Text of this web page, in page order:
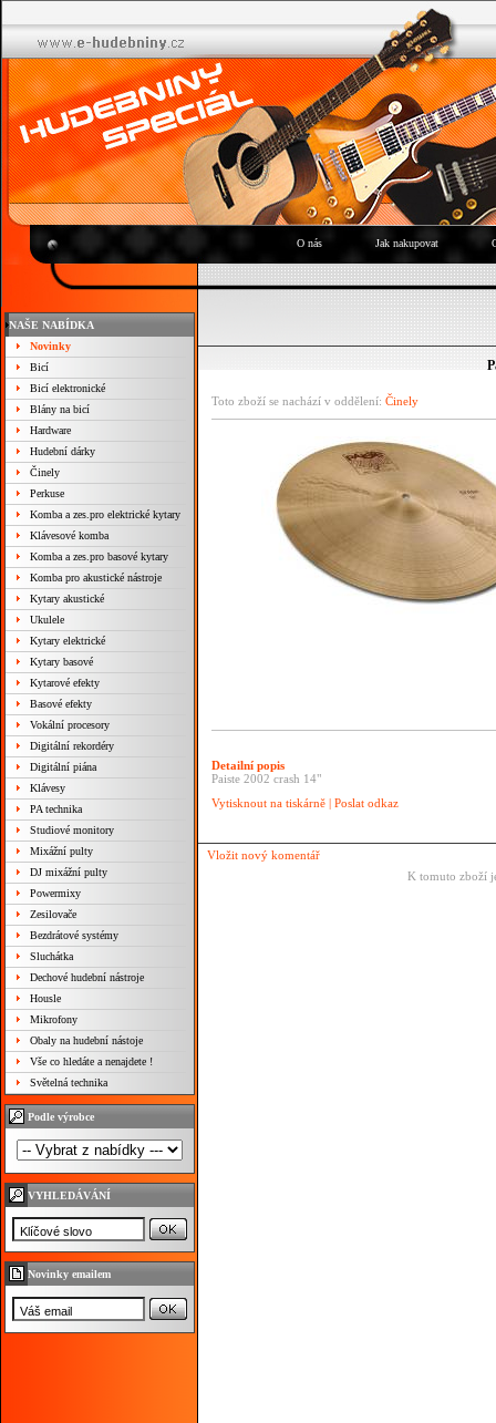
O nás Jak nakupovat
NAŠE NABÍDKA
Novinky
Bicí
Bicí elektronické
Blány na bicí
Hardware
Hudební dárky
Činely
Perkuse
Komba a zes.pro elektrické kytary
Klávesové komba
Komba a zes.pro basové kytary
Komba pro akustické nástroje
Kytary akustické
Ukulele
Kytary elektrické
Kytary basové
Kytarové efekty
Basové efekty
Vokální procesory
Digitální rekordéry
Digitální piána
Klávesy
PA technika
Studiové monitory
Mixážní pulty
DJ mixážní pulty
Powermixy
Zesilovače
Bezdrátové systémy
Sluchátka
Dechové hudební nástroje
Housle
Mikrofony
Obaly na hudební nástoje
Vše co hledáte a nenajdete !
Světelná technika
Podle výrobce
VYHLEDÁVÁNÍ
Novinky emailem
Toto zboží se nachází v oddělení: Činely
Detailní popis
Paiste 2002 crash 14"
Vytisknout na tiskárně | Poslat odkaz
Vložit nový komentář
K tomuto zboží